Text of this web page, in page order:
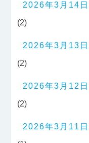
2026年3月14日
(2)
2026年3月13日
(2)
2026年3月12日
(2)
2026年3月11日